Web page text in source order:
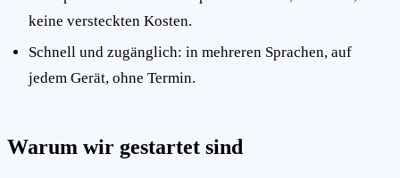
keine versteckten Kosten.
Schnell und zugänglich: in mehreren Sprachen, auf
jedem Gerät, ohne Termin.
Warum wir gestartet sind